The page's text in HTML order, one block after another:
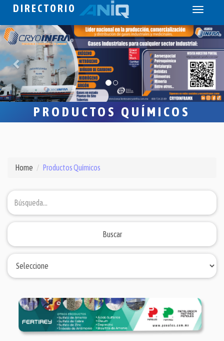
DIRECTORIO
Toggle
PRODUCTOS QUÍMICOS
Home Productos Químicos